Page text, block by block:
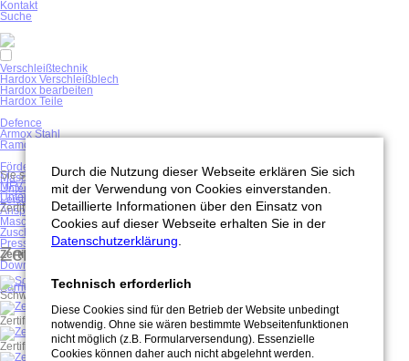
Navigation
überspringen
Kontakt
Suche
Navigation
überspringen
Verschleißtechnik
Hardox Verschleißblech
Hardox bearbeiten
Hardox Teile
Defence
Armox Stahl
Ramor Stahl
Fördertechnik
Maschinenbau
Unternehmen
Leistungen
Ansprechpartner
Maschinenpark
Zuschnitte
Presse
Zertifikate
Downloads
Karriere
Sie sind hier:
MFV Maschinenbau GmbH
Unternehmen
Zertifikate
Zertifikate
Schweißzertifikat
Zertifikat über die werkseigene Produktionskontrolle
Zertifikat Managementsystem
Durch die Nutzung dieser Webseite erklären Sie sich
mit der Verwendung von Cookies einverstanden.
Detaillierte Informationen über den Einsatz von
Cookies auf dieser Webseite erhalten Sie in der
Datenschutzerklärung.
Technisch erforderlich
Diese Cookies sind für den Betrieb der Website unbedingt
notwendig. Ohne sie wären bestimmte Webseitenfunktionen
nicht möglich (z.B. Formularversendung). Essenzielle
Cookies können daher auch nicht abgelehnt werden.